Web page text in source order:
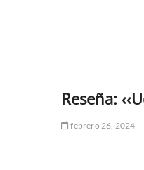
Reseña:
febrero 26, 2024